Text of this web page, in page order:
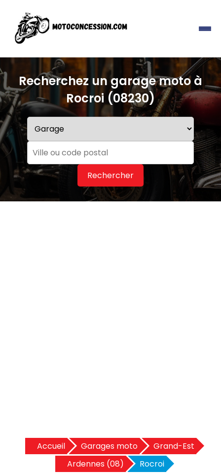
Recherchez un garage moto à
Rocroi (08230)
Rechercher
Accueil Garages moto
Grand-Est
Ardennes (08)
Rocroi